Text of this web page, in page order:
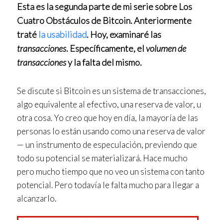
Esta es la segunda parte de mi serie sobre Los
Cuatro Obstáculos de Bitcoin. Anteriormente
traté la usabilidad. Hoy, examinaré las
transacciones. Específicamente, elvolumen de
transaccionesy la falta del mismo.
Se discute si Bitcoin es un sistema de transacciones,
algo equivalente al efectivo, una reserva de valor, u
otra cosa. Yo creo que hoy en día, la mayoría de las
personas lo están usando como una reserva de valor
— un instrumento de especulación, previendo que
todo su potencial se materializará. Hace mucho
pero mucho tiempo que no veo un sistema con tanto
potencial. Pero todavía le falta mucho para llegar a
alcanzarlo.